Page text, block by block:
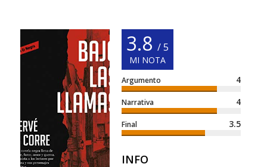
3.8 / 5
MI NOTA
Argumento 4
Narrativa 4
Final 3.5
INFO